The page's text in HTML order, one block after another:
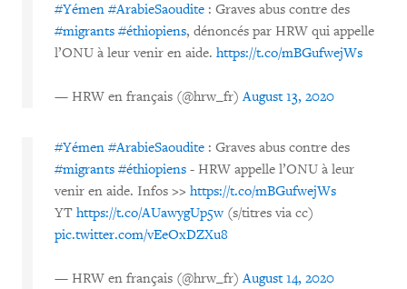
#Yémen #ArabieSaoudite : Graves abus contre des
#migrants #éthiopiens, dénoncés par HRW qui appelle
l’ONU à leur venir en aide. https://t.co/mBGufwejWs
— HRW en français (@hrw_fr)August 13, 2020
#Yémen #ArabieSaoudite : Graves abus contre des
#migrants #éthiopiens - HRW appelle l’ONU à leur
venir en aide. Infos >> https://t.co/mBGufwejWs
YT https://t.co/AUawygUp5w(s/titres via cc)
pic.twitter.com/vEeOxDZXu8
— HRW en français (@hrw_fr)August 14, 2020